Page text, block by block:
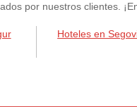
por nuestros clientes.
Hoteles en